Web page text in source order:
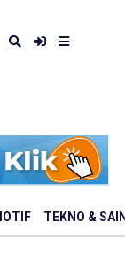
TEKNO &